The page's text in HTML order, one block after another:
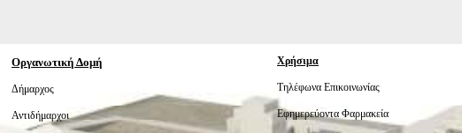
Οργανωτική Δομή
Δήμαρχος
Αντιδήμαρχοι
Χρήσιμα
Τηλέφωνα Επικοινωνίας
Εφημερεύοντα Φαρμακεία